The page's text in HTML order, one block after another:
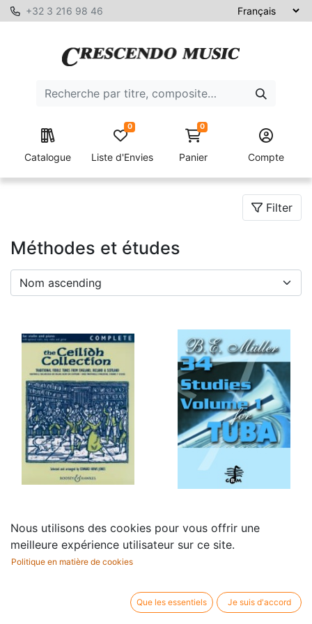
+32 3 216 98 46
Catalogue Liste d'Envies
0 0
Panier Compte
Filter
Méthodes et études
32 Etudes de
Perfectionnement
25,50 €
34 Studies, Op.64 -
10,00€
Nous utilisons des cookies pour vous offrir une
meilleure expérience utilisateur sur ce site.
Politique en matière de cookies
Que les essentiels Je suis d'accord